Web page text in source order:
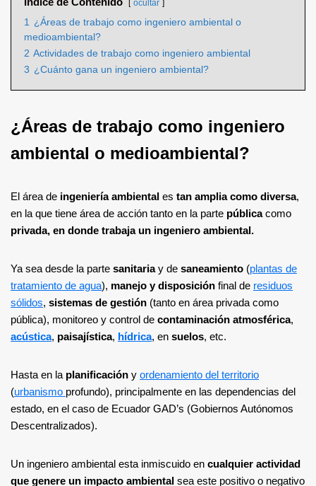
ocultar
1 ¿Áreas de trabajo como ingeniero ambiental o
medioambiental?
2 Actividades de trabajo como ingeniero ambiental
3 ¿Cuánto gana un ingeniero ambiental?
¿Áreas de trabajo como ingeniero
ambiental o medioambiental?
El área de ingeniería ambiental es tan amplia como diversa,
en la que tiene área de acción tanto en la parte públicacomo
privada, en donde trabaja un ingeniero ambiental.
Ya sea desde la parte sanitariay de saneamiento (plantas de
tratamiento de agua), manejo y disposición final de residuos
sólidos, sistemas de gestión (tanto en área privada como
pública), monitoreo y control de contaminación atmosférica,
acústica, paisajística, hídrica, en suelos, etc.
Hasta en la planificación y ordenamiento del territorio
(urbanismo profundo), principalmente en las dependencias del
estado, en el caso de Ecuador GAD’s (Gobiernos Autónomos
Descentralizados).
Un ingeniero ambiental esta inmiscuido en cualquier actividad
que genere un impacto ambiental sea este positivo o negativo